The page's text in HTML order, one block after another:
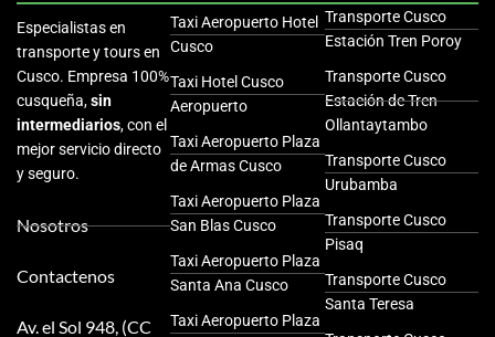
Especialistas en
transporte y tours en
Cusco. Empresa 100%
cusqueña,sin
intermediarios, con el
mejor servicio directo
y seguro.
Nosotros
Contactenos
Av. el Sol 948, (CC
Taxi Aeropuerto Hotel
Cusco
Taxi Hotel Cusco
Aeropuerto
Taxi Aeropuerto Plaza
de Armas Cusco
Taxi Aeropuerto Plaza
San Blas Cusco
Taxi Aeropuerto Plaza
Santa Ana Cusco
Taxi Aeropuerto Plaza
Transporte Cusco
Estación Tren Poroy
Transporte Cusco
Estación de Tren
Ollantaytambo
Transporte Cusco
Urubamba
Transporte Cusco
Pisaq
Transporte Cusco
Santa Teresa